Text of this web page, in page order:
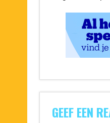
GEEF EEN